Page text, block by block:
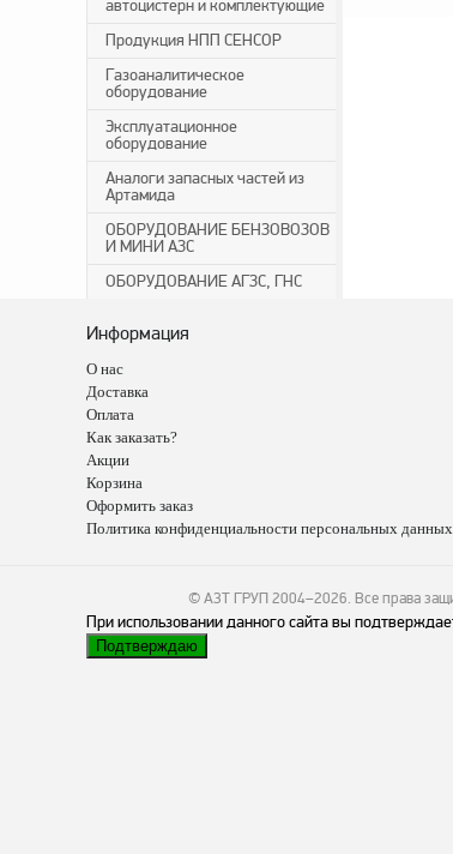
автоцистерн и комплектующие
Продукция НПП СЕНСОР
Газоаналитическое
оборудование
Эксплуатационное
оборудование
Аналоги запасных частей из
Артамида
ОБОРУДОВАНИЕ БЕНЗОВОЗОВ
И МИНИ АЗС
ОБОРУДОВАНИЕ АГЗС, ГНС
Информация
О нас
Доставка
Оплата
Как заказать?
Акции
Корзина
Оформить заказ
Политика конфиденциальности персональных данных
© АЗТ ГРУП 2004–2026. Все права
При использовании данного сайта вы
Подтверждаю